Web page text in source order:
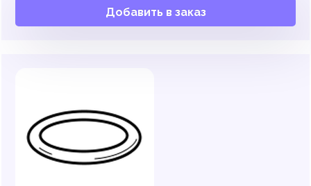
Добавить в заказ